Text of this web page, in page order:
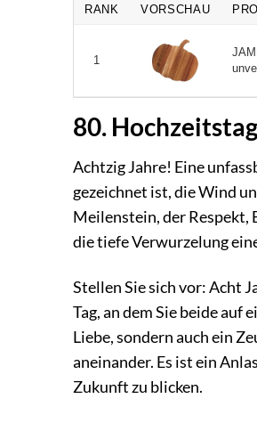
RANK VORSCHAU
1
80.
Achtzig Jahre! Eine
gezeichnet ist, die Wind
Meilenstein, der Respekt,
die tiefe Verwurzelung
Stellen Sie sich vor: Acht
Tag, an dem Sie beide auf
Liebe, sondern auch ein
aneinander. Es ist ein
Zukunft zu blicken.